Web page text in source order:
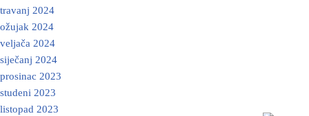
travanj 2024
ožujak 2024
veljača 2024
siječanj 2024
prosinac 2023
studeni 2023
listopad 2023